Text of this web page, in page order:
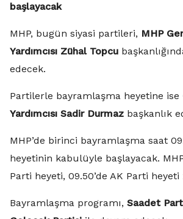
başlayacak
MHP, bugün siyasi partileri, MHP
Yardımcısı Zühal Topcu
edecek.
Partilerle bayramlaşma heyetine ise
Yardımcısı Sadir Durmaz başkanlık
MHP’de birinci bayramlaşma saat
heyetinin kabulüyle başlayacak.
Parti heyeti, 09.50’de AK Parti
Bayramlaşma programı, Saadet